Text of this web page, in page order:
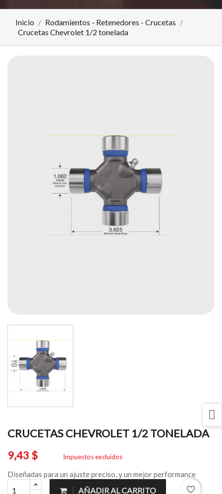
Inicio
Rodamientos - Retenedores - Crucetas
Crucetas Chevrolet 1/2 tonelada
CRUCETAS CHEVROLET 1/2 TONELADA
9,43 $
Impuestos excluidos
Diseñadas para un ajuste preciso, y un mejor performance
AÑADIR AL CARRITO favorite_border